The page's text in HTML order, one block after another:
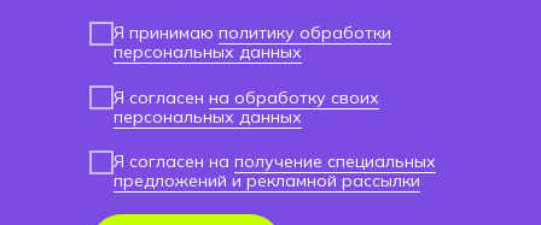
Я принимаю политику обработки
персональных данных
Я согласен на обработку своих
персональных данных
Я согласен на получение специальных
предложений и рекламной рассылки